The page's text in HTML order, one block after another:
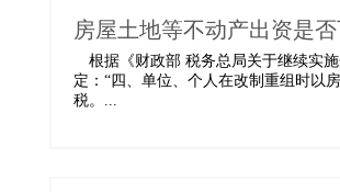
房屋土地等不动产出资是
根据《财政部 税务总局关于继续实
定：“四、单位、个人在改制重组时以
税。...